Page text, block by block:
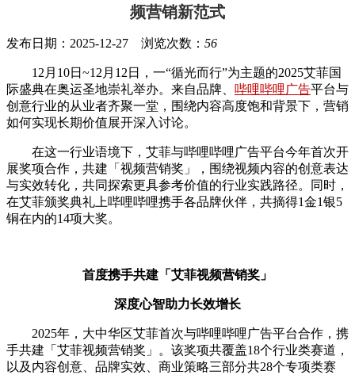
频营销新范式
发布日期：2025-12-27 浏览次数： 56
12月10日~12月12日，一“循光而行”为主题的2025艾菲国
际盛典在奥运圣地崇礼举办。来自品牌、 哔哩哔哩广告平台与
创意行业的从业者齐聚一堂，围绕内容高度饱和背景下，营销
如何实现长期价值展开深入讨论。
在这一行业语境下，艾菲与哔哩哔哩广告平台今年首次开
展奖项合作，共建「视频营销奖」，围绕视频内容的创意表达
与实效转化，共同探索更具参考价值的行业实践路径。同时，
在艾菲颁奖典礼上哔哩哔哩携手各品牌伙伴，共摘得1金1银5
铜在内的14项大奖。
首度携手共建「艾菲视频营销奖」
深度心智助力长效增长
2025年，大中华区艾菲首次与哔哩哔哩广告平台合作，携
手共建「艾菲视频营销奖」。该奖项共覆盖18个行业类赛道，
以及内容创意、品牌实效、商业策略三部分共28个专项类赛